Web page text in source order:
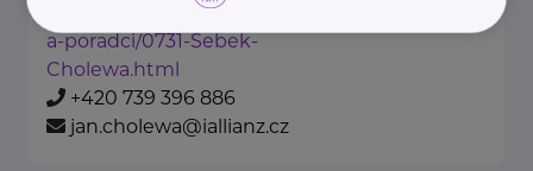
https://www.allianz.cz/cs_CZ/pobocky-
a-poradci/0731-Sebek-
Cholewa.html
+420 739 396 886
jan.cholewa@iallianz.cz